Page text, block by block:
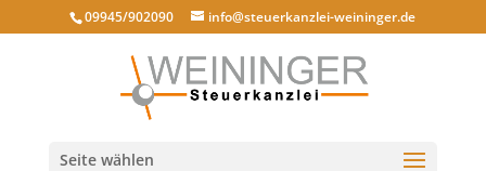
09945/902090 info@steuerkanzlei-weininger.de
Seite wählen